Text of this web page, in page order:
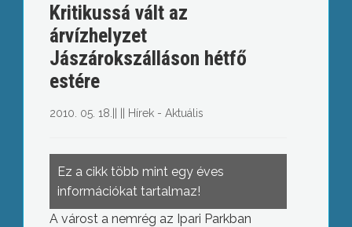
Kritikussá vált az
árvízhelyzet
Jászárokszálláson hétfő
estére
2010. 05. 18. Hírek - Aktuális
Ez a cikk több mint egy éves
információkat tartalmaz!
A várost a nemrég az Ipari Parkban